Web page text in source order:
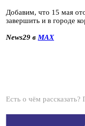
Добавим, что 15 мая
завершить и в городе
News29 в MAX
Есть о чём